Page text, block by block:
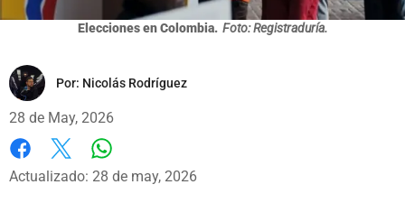
Elecciones en Colombia. Foto: Registraduría.
Por: Nicolás Rodríguez
28 de May, 2026
Facebook
X
Actualizado: 28 de may, 2026